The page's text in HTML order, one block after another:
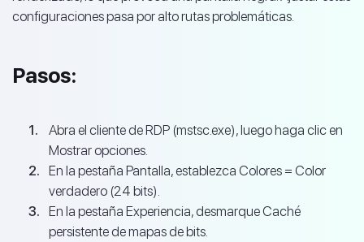
configuraciones pasa por alto rutas problemáticas.
Pasos:
Abra el cliente de RDP (mstsc.exe), luego haga clic en
Mostrar opciones.
En la pestaña Pantalla, establezca Colores = Color
verdadero (24 bits).
En la pestaña Experiencia, desmarque Caché
persistente de mapas de bits.